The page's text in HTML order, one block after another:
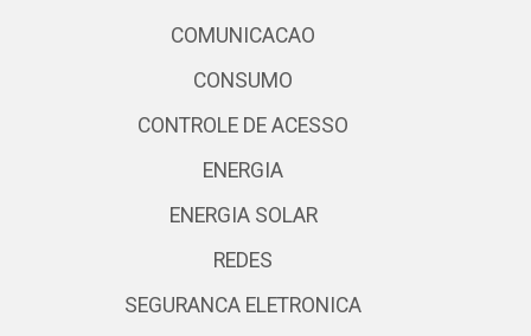
COMUNICACAO
CONSUMO
CONTROLE DE ACESSO
ENERGIA
ENERGIA SOLAR
REDES
SEGURANCA ELETRONICA